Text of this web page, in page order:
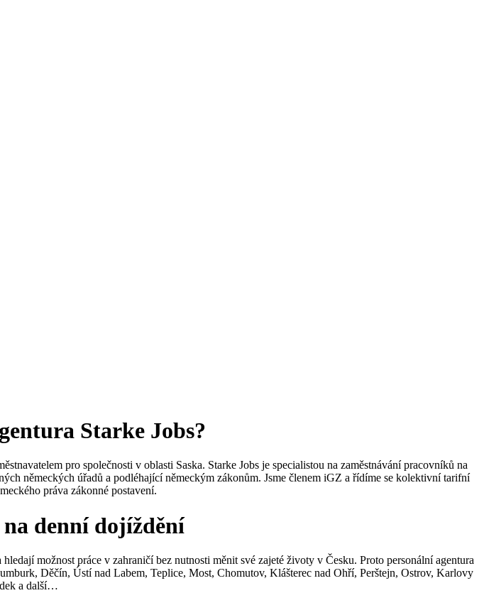
Starke Jobs?
pro společnosti v oblasti Saska. Starke Jobs je specialistou na zaměstnávání pracovníků na
německých úřadů a podléhající německým zákonům. Jsme členem iGZ a řídíme se kolektivní tarifní
práva zákonné postavení.
denní dojíždění
možnost práce v zahraničí bez nutnosti měnit své zajeté životy v Česku. Proto personální agentura
Děčín, Ústí nad Labem, Teplice, Most, Chomutov, Klášterec nad Ohří, Perštejn, Ostrov, Karlovy
a další…